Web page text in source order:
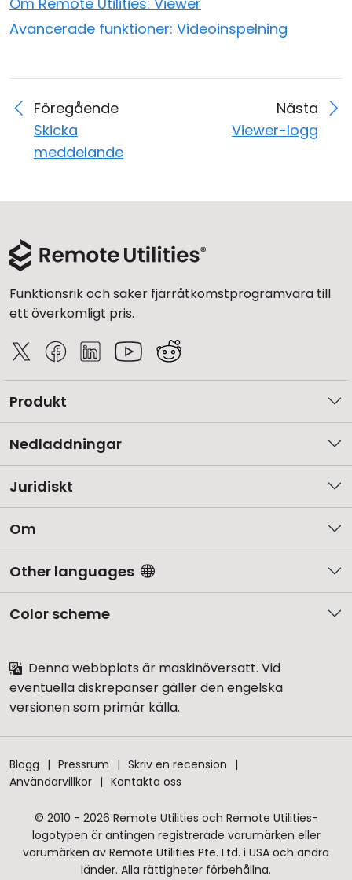
Avancerade funktioner: Videoinspelning
Föregående
Skicka
meddelande
Nästa
Viewer-logg
Funktionsrik och säker fjärråtkomstprogramvara till
ett överkomligt pris.
Produkt
Nedladdningar
Juridiskt
Om
Other languages
Color scheme
Denna webbplats är maskinöversatt. Vid
eventuella diskrepanser gäller den engelska
versionen som primär källa.
Blogg Pressrum
Skriv en recension
Användarvillkor
Kontakta oss
© 2010 - 2026 Remote Utilities och Remote Utilities-
logotypen är antingen registrerade varumärken eller
varumärken av Remote Utilities Pte. Ltd. i USA och andra
länder. Alla rättigheter förbehållna.